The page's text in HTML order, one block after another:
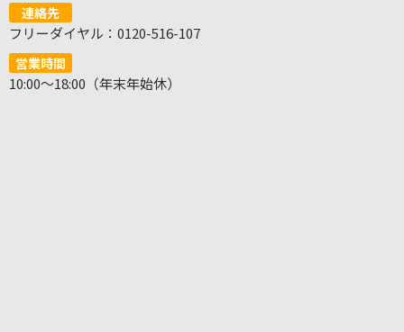
連絡先
フリーダイヤル：0120-516-107
営業時間
10:00～18:00（年末年始休）